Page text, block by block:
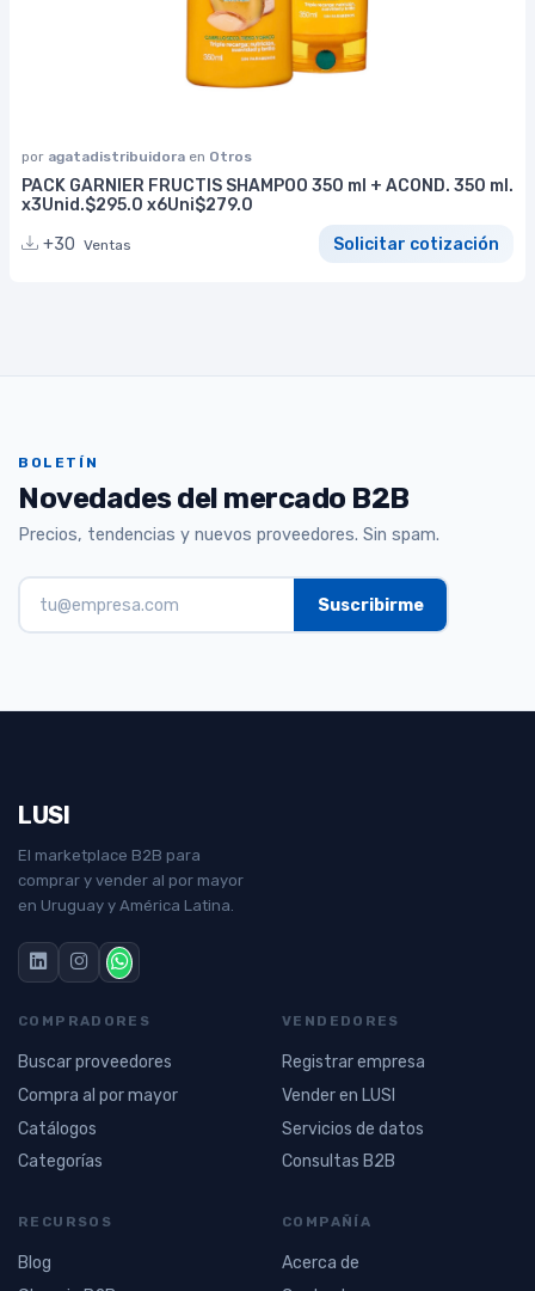
por agatadistribuidora en Otros
PACK GARNIER FRUCTIS SHAMPOO 350 ml + ACOND. 350 ml.
x3Unid.$295.0 x6Uni$279.0
+30 Ventas Solicitar cotización
BOLETÍN
Novedades del mercado B2B
Precios, tendencias y nuevos proveedores. Sin spam.
LUSI
El marketplace B2B para
comprar y vender al por mayor
en Uruguay y América Latina.
COMPRADORES
Buscar proveedores
Compra al por mayor
Catálogos
Categorías
VENDEDORES
Registrar empresa
Vender en LUSI
Servicios de datos
Consultas B2B
RECURSOS
Blog
COMPAÑÍA
Acerca de